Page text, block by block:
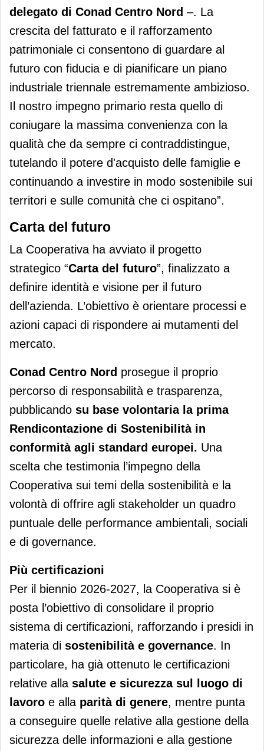
delegato di Conad Centro Nord –. La
crescita del fatturato e il rafforzamento
patrimoniale ci consentono di guardare al
futuro con fiducia e di pianificare un piano
industriale triennale estremamente ambizioso.
Il nostro impegno primario resta quello di
coniugare la massima convenienza con la
qualità che da sempre ci contraddistingue,
tutelando il potere d'acquisto delle famiglie e
continuando a investire in modo sostenibile sui
territori e sulle comunità che ci ospitano”.
Carta del futuro
La Cooperativa ha avviato il progetto
strategico “Carta del futuro”, finalizzato a
definire identità e visione per il futuro
dell’azienda. L’obiettivo è orientare processi e
azioni capaci di rispondere ai mutamenti del
mercato.
Conad Centro Nord prosegue il proprio
percorso di responsabilità e trasparenza,
pubblicando su base volontaria la prima
Rendicontazione di Sostenibilità in
conformità agli standard europei. Una
scelta che testimonia l’impegno della
Cooperativa sui temi della sostenibilità e la
volontà di offrire agli stakeholder un quadro
puntuale delle performance ambientali, sociali
e di governance.
Più certificazioni
Per il biennio 2026-2027, la Cooperativa si è
posta l’obiettivo di consolidare il proprio
sistema di certificazioni, rafforzando i presidi in
materia di sostenibilità e governance. In
particolare, ha già ottenuto le certificazioni
relative alla salute e sicurezza sul luogo di
lavoro e alla parità di genere, mentre punta
a conseguire quelle relative alla gestione della
sicurezza delle informazioni e alla gestione